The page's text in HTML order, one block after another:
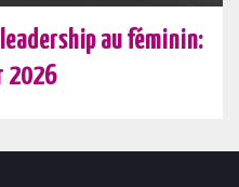
au féminin:
2026